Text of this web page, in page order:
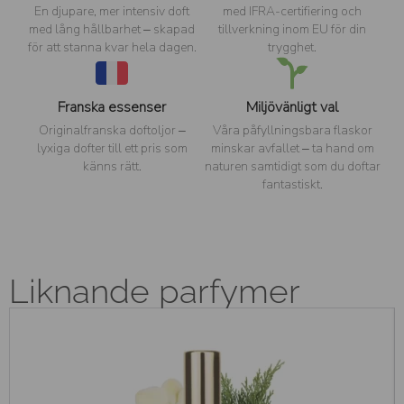
En djupare, mer intensiv doft
med lång hållbarhet – skapad
för att stanna kvar hela dagen.
med IFRA-certifiering och
tillverkning inom EU för din
trygghet.
Franska essenser
Originalfranska doftoljor –
lyxiga dofter till ett pris som
känns rätt.
Miljövänligt val
Våra påfyllningsbara flaskor
minskar avfallet – ta hand om
naturen samtidigt som du doftar
fantastiskt.
Liknande parfymer